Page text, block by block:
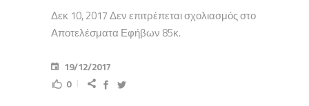
Δεκ 10, 2017 Δεν επιτρέπεται σχολιασμός στο
Αποτελέσματα Εφήβων 85κ.
19/12/2017
0